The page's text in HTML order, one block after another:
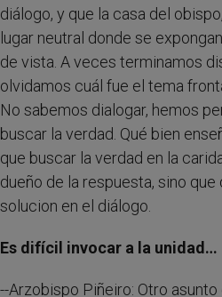
diálogo, y que la casa del
lugar neutral donde se
de vista. A veces terminamos
olvidamos cuál fue el tema
No sabemos dialogar, hemos
buscar la verdad. Qué bien
que buscar la verdad en la
dueño de la respuesta, sino
solucion en el diálogo.
Es difícil invocar a la unidad…
--Arzobispo Piñeiro: Otro